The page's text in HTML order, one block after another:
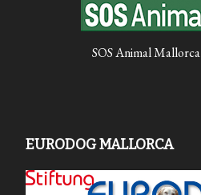
SOS Animal Mallorca
EURODOG MALLORCA